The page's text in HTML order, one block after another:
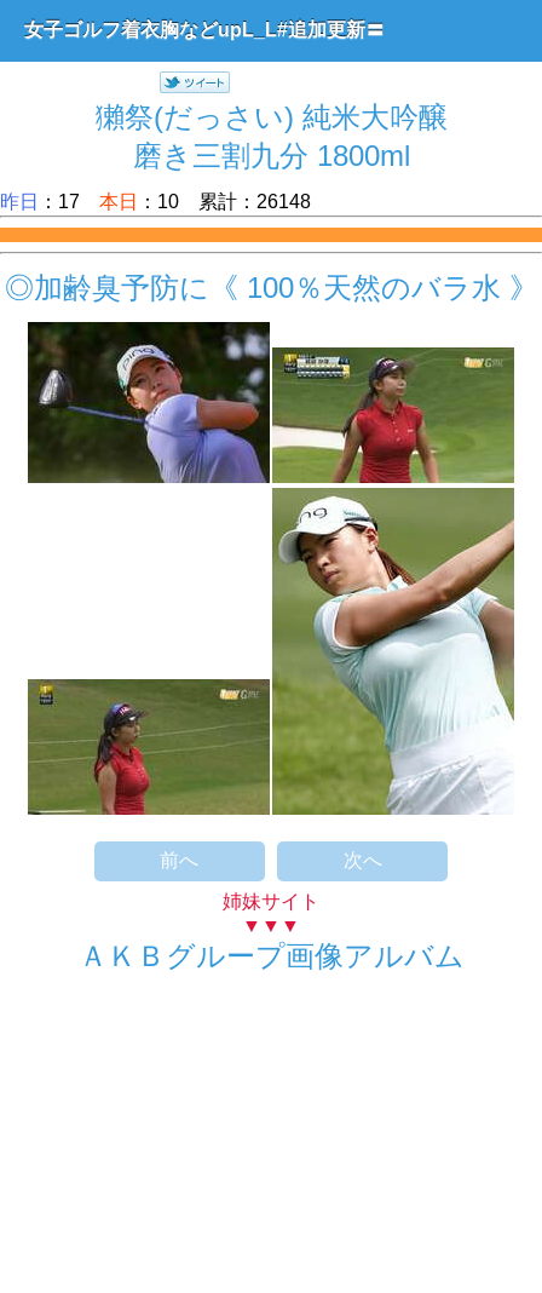
女子ゴルフ着衣胸などupL_L#追加更新〓
獺祭(だっさい) 純米大吟醸
磨き三割九分 1800ml
昨日 ：17 本日 ：10 累計：26148
◎加齢臭予防に《 100％天然のバラ水 》
前へ
次へ
姉妹サイト
▼▼▼
ＡＫＢグループ画像アルバム